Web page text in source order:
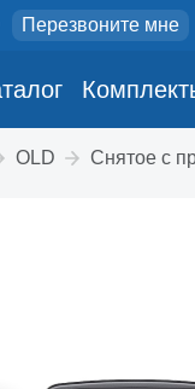
Перезвоните мне
OLD Снятое с